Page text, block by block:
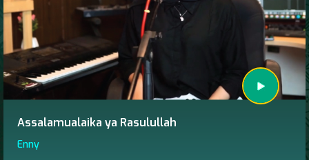
Assalamualaika ya Rasulullah
Enny